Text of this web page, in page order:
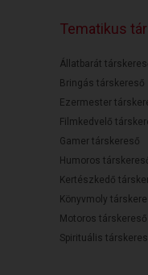
Tematikus
Állatbarát
Bringás társkereső
Ezermester
Filmkedvelő
Gamer társkereső
Humoros
Kertészkedő
Könyvmoly
Motoros társkereső
Spirituális